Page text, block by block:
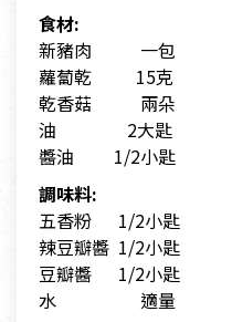
食材:
新豬肉 一包
蘿蔔乾 15克
乾香菇 兩朵
油 2大匙
醬油 1/2小匙
調味料:
五香粉 1/2小匙
辣豆瓣醬 1/2小匙
豆瓣醬 1/2小匙
水 適量